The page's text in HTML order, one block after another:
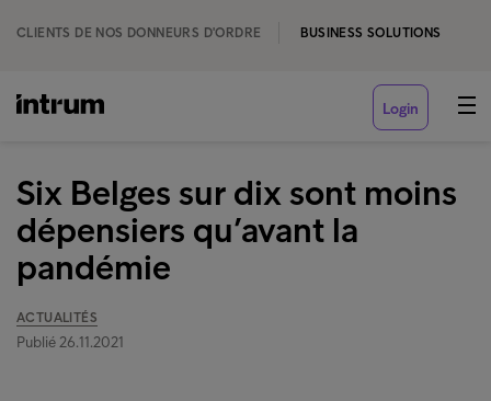
CLIENTS DE NOS DONNEURS D'ORDRE BUSINESS SOLUTIONS
Login
Six Belges sur dix sont moins
dépensiers qu’avant la
pandémie
ACTUALITÉS
Publié 26.11.2021